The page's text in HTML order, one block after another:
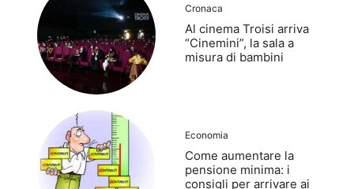
Cronaca
Al cinema Troisi arriva
“Cinemini”, la sala a
misura di bambini
Economia
Come aumentare la
pensione minima: i
consigli per arrivare ai